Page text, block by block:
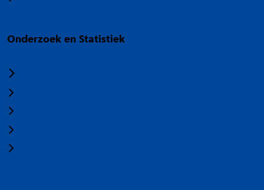
Onderzoek en Statistiek